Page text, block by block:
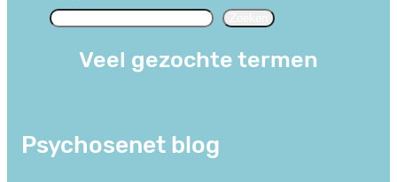
Veel gezochte termen
Psychosenet blog